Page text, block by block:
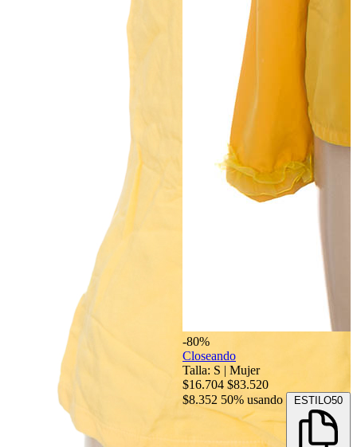
-80%
Closeando
Talla: S | Mujer
$16.704 $83.520
$8.352 50% usando ESTILO50